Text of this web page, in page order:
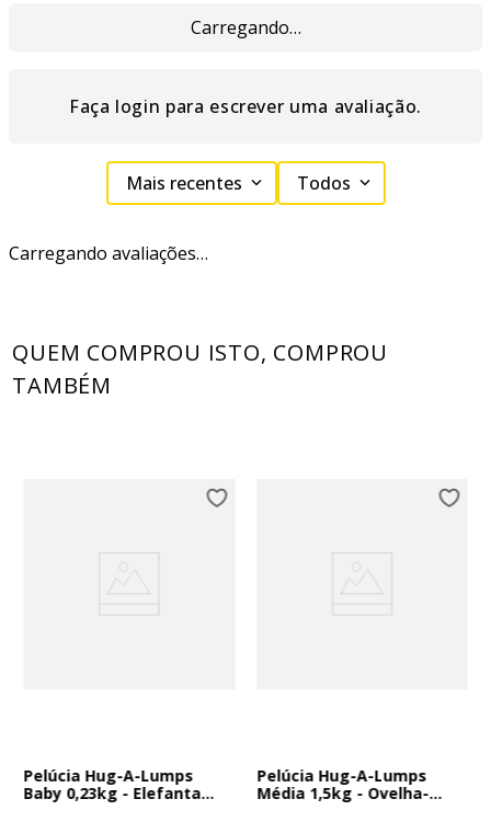
Carregando…
Faça login para escrever uma avaliação.
Mais recentes Todos
Carregando avaliações…
QUEM COMPROU ISTO, COMPROU
TAMBÉM
Pelúcia Hug-A-Lumps
Baby 0,23kg - Elefanta
Pelúcia Hug-A-Lumps
Média 1,5kg - Ovelha-